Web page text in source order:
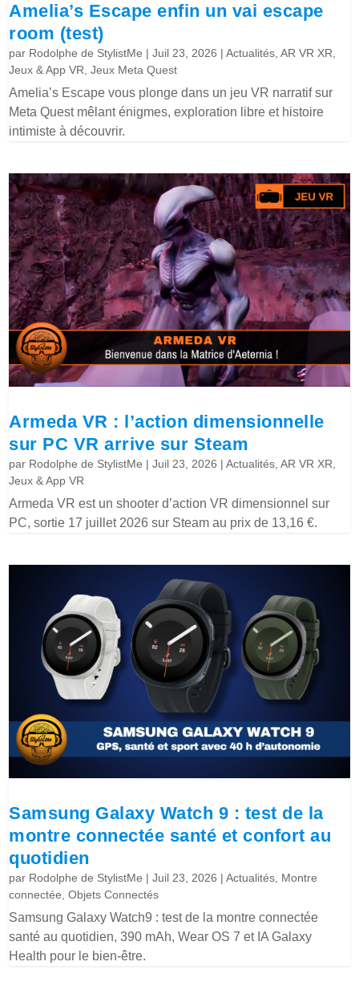
Amelia’s Escape enfin un vai escape
room (test)
par Rodolphe de StylistMe |Juil 23, 2026 |Actualités ,AR VR XR
Jeux & App VR ,Jeux Meta Quest
Amelia’s Escape vous plonge dans un jeu VR narratif sur
Meta Quest mêlant énigmes, exploration libre et histoire
intimiste à découvrir.
Armeda VR : l’action dimensionnelle
sur PC VR arrive sur Steam
par Rodolphe de StylistMe |Juil 23, 2026 |Actualités ,AR VR XR
Jeux & App VR
Armeda VR est un shooter d’action VR dimensionnel sur
PC, sortie 17 juillet 2026 sur Steam au prix de 13,16 €.
Samsung Galaxy Watch 9 : test de la
montre connectée santé et confort au
quotidien
par Rodolphe de StylistMe |Juil 23, 2026 |Actualités Montre
connectée ,Objets Connectés
Samsung Galaxy Watch9 : test de la montre connectée
santé au quotidien, 390 mAh, Wear OS 7 et IA Galaxy
Health pour le bien-être.